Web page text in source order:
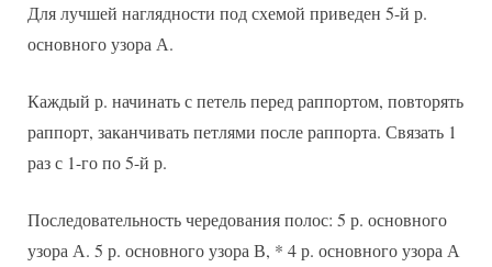
Для лучшей наглядности под схемой приведен 5-й р.
основного узора А.
Каждый р. начинать с петель перед раппортом, повторять
раппорт, заканчивать петлями после раппорта. Связать 1
раз с 1-го по 5-й р.
Последовательность чередования полос: 5 р. основного
узора А. 5 р. основного узора В, * 4 р. основного узора А